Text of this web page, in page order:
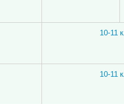
10-11
10-11